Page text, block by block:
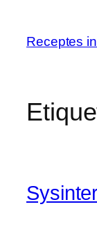
contingut
Receptes